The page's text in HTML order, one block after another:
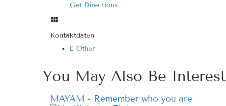
Get Directions
Kontaktdaten
Other
You May Also Be
MAYAM - Remember who you are